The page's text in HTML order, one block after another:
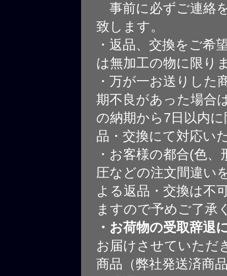
事前に必ずご連絡
致します。
・返品、交換をご希
は無加工の物に限り
・万が一お送りした
期不良があった場合
の納期から7日以内
品・交換にて対応い
・お客様の都合(色、
圧などの注文間違い
よる返品・交換は不
ますので予めご了承
・お荷物の受取辞退
お届けさせていただ
商品（弊社発送済商